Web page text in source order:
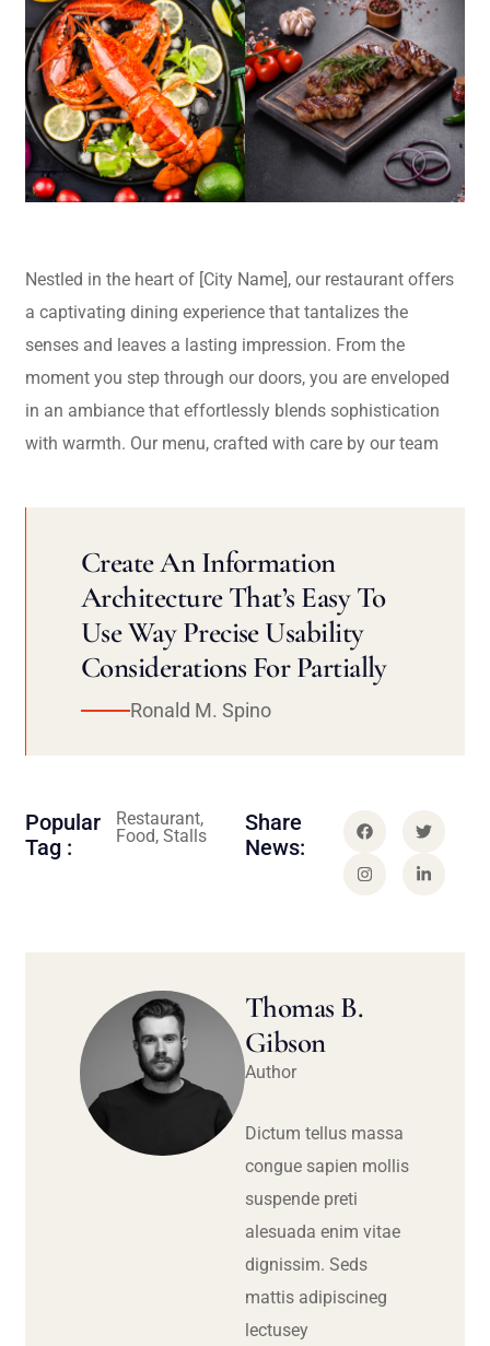
Nestled in the heart of [City Name], our restaurant offers
a captivating dining experience that tantalizes the
senses and leaves a lasting impression. From the
moment you step through our doors, you are enveloped
in an ambiance that effortlessly blends sophistication
with warmth. Our menu, crafted with care by our team
Create An Information
Architecture That’s Easy To
Use Way Precise Usability
Considerations For Partially
Ronald M. Spino
Popular
Tag :
Restaurant,
Food, Stalls
Share
News:
Thomas B.
Gibson
Author
Dictum tellus massa
congue sapien mollis
suspende preti
alesuada enim vitae
dignissim. Seds
mattis adipiscineg
lectusey